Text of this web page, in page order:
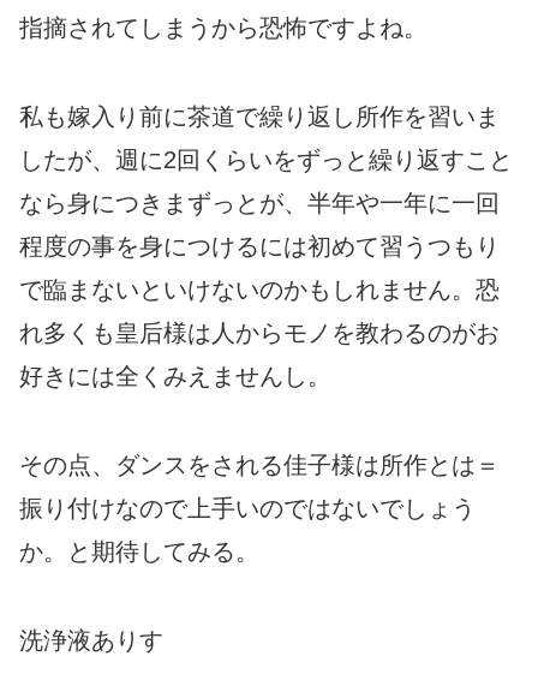
指摘されてしまうから恐怖ですよね。
私も嫁入り前に茶道で繰り返し所作を習いま
したが、週に2回くらいをずっと繰り返すこと
なら身につきまずっとが、半年や一年に一回
程度の事を身につけるには初めて習うつもり
で臨まないといけないのかもしれません。恐
れ多くも皇后様は人からモノを教わるのがお
好きには全くみえませんし。
その点、ダンスをされる佳子様は所作とは＝
振り付けなので上手いのではないでしょう
か。と期待してみる。
洗浄液ありす